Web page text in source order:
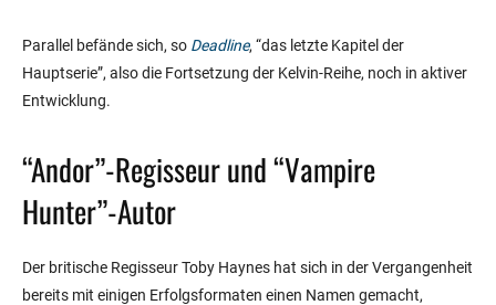
Parallel befände sich, so Deadline, “das letzte Kapitel der
Hauptserie”, also die Fortsetzung der Kelvin-Reihe, noch in aktiver
Entwicklung.
“Andor”-Regisseur und “Vampire
Hunter”-Autor
Der britische Regisseur Toby Haynes hat sich in der Vergangenheit
bereits mit einigen Erfolgsformaten einen Namen gemacht,